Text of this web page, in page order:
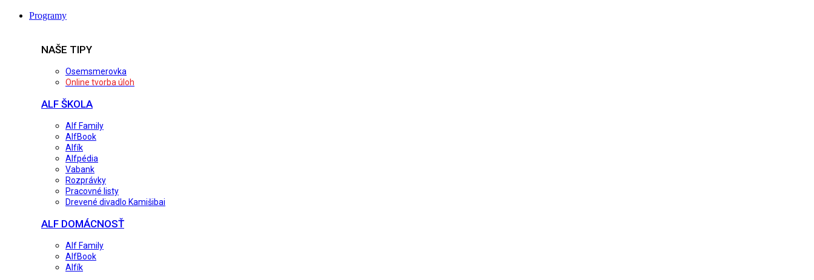
Programy
NAŠE TIPY
Osemsmerovka
Online tvorba úloh
ALF ŠKOLA
Alf Family
AlfBook
Alfík
Alfpédia
Vabank
Rozprávky
Pracovné listy
Drevené divadlo Kamišibai
ALF DOMÁCNOSŤ
Alf Family
AlfBook
Alfík